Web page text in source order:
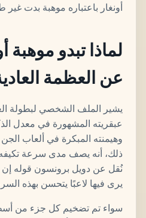
أونغار باعتباره موهبة بدت غير
لماذا تبدو موهبة
عن العظمة
عبقريته المشهورة في معدل
وهيمنته المبكرة في ألعاب
ذلك، أنه يصف مدى سرعة تكيفه
نُقل عن دويل برونسون قوله إن
يرى فيها لاعبًا يتحسن بهذه
سواء تم تضخيم كل جزء من